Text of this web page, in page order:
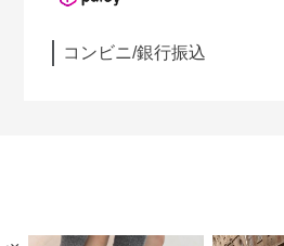
コンビニ/銀行振込